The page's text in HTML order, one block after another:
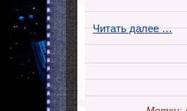
Читать далее …